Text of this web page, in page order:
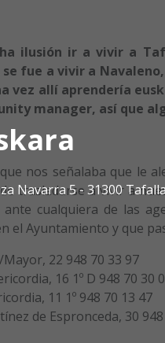
Navarra 5 - 31300
ilusión ir a vivir a
fue a vivir a
vez allí aprendería
manager, así que
nos señalaba que le
trasladarse a vivir a
cualquiera de las
el Ayuntamiento y que
22 948 70 33 97
16 1º D 948 70 30
11 1º 948 70 13 47
de Espronceda, 30